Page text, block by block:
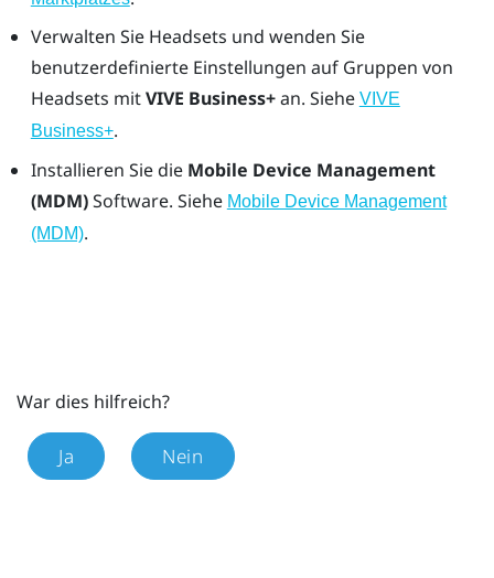
Verwalten Sie Headsets und wenden Sie
benutzerdefinierte Einstellungen auf Gruppen von
Headsets mitVIVE Business+an. Siehe VIVE
Business+.
Installieren Sie die Mobile Device Management
(MDM)Software. Siehe Mobile Device Management
(MDM).
War dies hilfreich?
Ja Nein